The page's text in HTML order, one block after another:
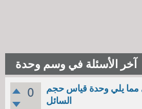
آخر الأسئلة في وسم وحدة
0
مما يلي وحدة قياس حجم
السائل